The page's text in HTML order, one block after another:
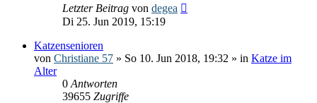
Letzter Beitrag von degea
Di 25. Jun 2019, 15:19
Katzensenioren
von Christiane 57 » So 10. Jun 2018, 19:32 » in Katze im
Alter
0 Antworten
39655 Zugriffe